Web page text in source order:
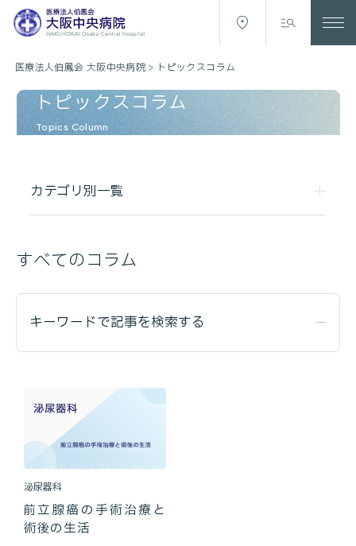
医療法人伯鳳会 大阪中央病院> トピックスコラム
トピックスコラム
Topics Column
カテゴリ別一覧
すべてのコラム
キーワードで記事を検索する
泌尿器科
前立腺癌の手術治療と
術後の生活